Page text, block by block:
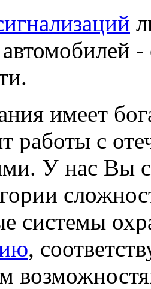
автомобилей
имеет
работы с
У нас Вы
системы
,